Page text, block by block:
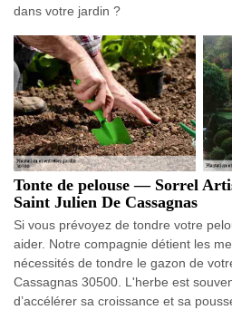
dans votre jardin ?
Tonte de pelouse — Sorrel
Saint Julien De Cassagnas
Si vous prévoyez de tondre votre
aider. Notre compagnie détient les
nécessités de tondre le gazon de
Cassagnas 30500. L'herbe est
d’accélérer sa croissance et sa